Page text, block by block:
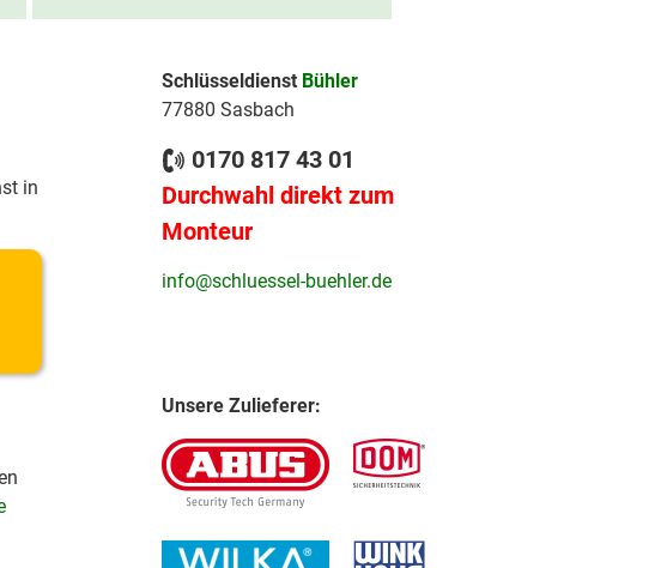
in
Schlüsseldienst Bühler
77880 Sasbach
0170 817 43 01
Durchwahl direkt zum
Monteur
info@schluessel-buehler.de
Unsere Zulieferer: